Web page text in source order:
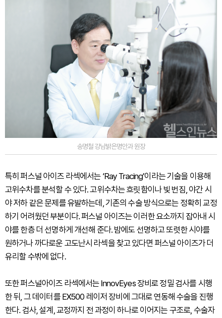
송명철 강남밝은명안과 원장
특히 퍼스널 아이즈 라섹에서는 ‘Ray Tracing’이라는 기술을 이용해
고위수차를 분석할 수 있다. 고위수차는 흐릿함이나 빛 번짐, 야간 시
야 저하 같은 문제를 유발하는데, 기존의 수술 방식으로는 정확히 교정
하기 어려웠던 부분이다. 퍼스널 아이즈는 이러한 요소까지 잡아내 시
야를 한층 더 선명하게 개선해 준다. 밤에도 선명하고 또렷한 시야를
원하거나 까다로운 고도난시 라섹을 찾고 있다면 퍼스널 아이즈가 더
유리할 수밖에 없다.
또한 퍼스널아이즈 라섹에서는 InnovEyes 장비로 정밀 검사를 시행
한 뒤, 그 데이터를 EX500 레이저 장비에 그대로 연동해 수술을 진행
한다. 검사, 설계, 교정까지 전 과정이 하나로 이어지는 구조로, 수술자